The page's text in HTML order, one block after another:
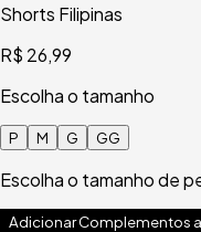
Shorts Filipinas
R$ 26,99
Escolha o tamanho
P M G GG
Escolha o tamanho de
Adicionar Complementos